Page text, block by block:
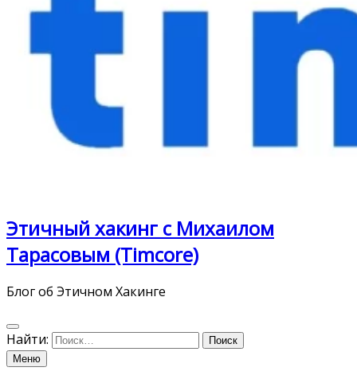
Этичный хакинг с Михаилом
Тарасовым (Timcore)
Блог об Этичном Хакинге
Найти:
Меню